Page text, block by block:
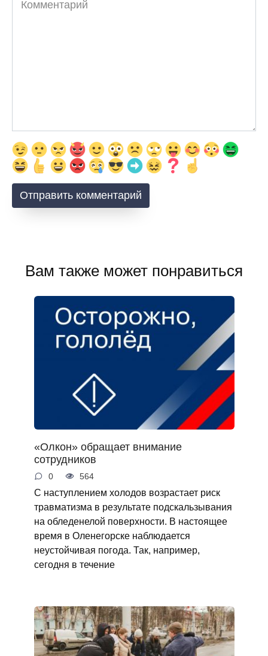
Вам также может понравиться
«Олкон» обращает внимание
сотрудников
0 564
С наступлением холодов возрастает риск
травматизма в результате подскальзывания
на обледенелой поверхности. В настоящее
время в Оленегорске наблюдается
неустойчивая погода. Так, например,
сегодня в течение